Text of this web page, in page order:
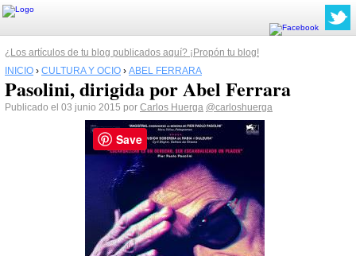
¿Los artículos de tu blog publicados aquí? ¡Propón tu blog!
INICIO › CULTURA Y OCIO › ABEL FERRARA
Pasolini, dirigida por Abel Ferrara
Publicado el 03 junio 2015 por Carlos Huerga @carloshuerga
Save